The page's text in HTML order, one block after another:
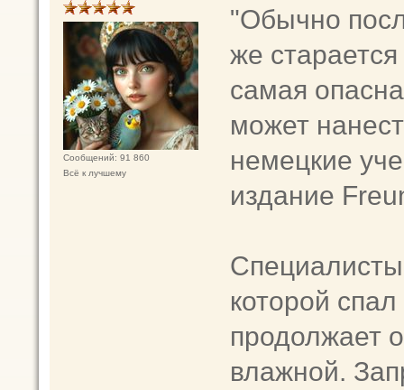
Сообщений: 91 860
Всё к лучшему
"Обычно
же
самая
может
немецкие
издание
которой
продолжает
влажной.